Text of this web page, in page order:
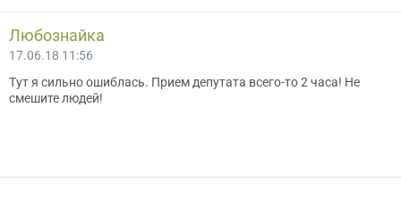
Любознайка
17.06.18 11:56
Тут я сильно ошиблась. Прием депутата всего-то 2 часа! Не
смешите людей!